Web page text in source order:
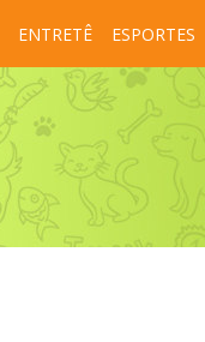
ENTRETÊ ESPORTES